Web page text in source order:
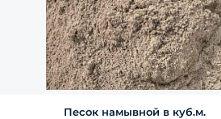
Песок намывной в куб.м.